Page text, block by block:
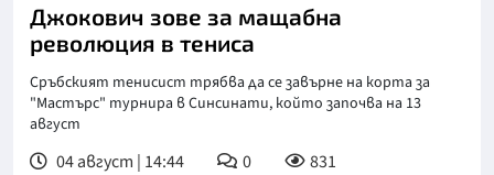
Джокович зове за мащабна
революция в тениса
Сръбският тенисист трябва да се завърне на корта за
"Мастърс" турнира в Синсинати, който започва на 13
август
04 август | 14:44 0 831